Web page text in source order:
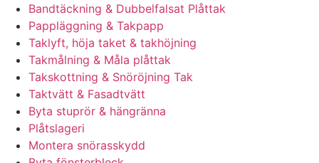
Bandtäckning & Dubbelfalsat Plåttak
Pappläggning & Takpapp
Taklyft, höja taket & takhöjning
Takmålning & Måla plåttak
Takskottning & Snöröjning Tak
Taktvätt & Fasadtvätt
Byta stuprör & hängränna
Plåtslageri
Montera snörasskydd